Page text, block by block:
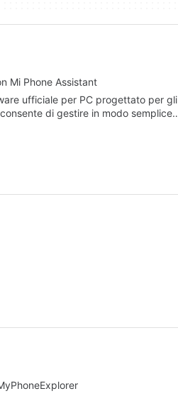
Mi Phone Assistant
ufficiale per PC progettato per
di gestire in modo